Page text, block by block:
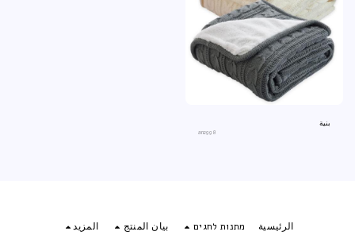
بنية
an2998
الرئيسية מתנות לחגים بيان المنتج المزيد